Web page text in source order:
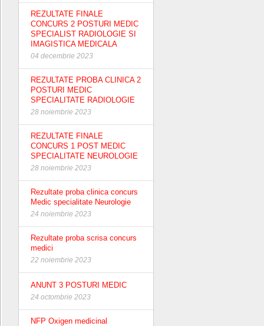
REZULTATE FINALE
CONCURS 2 POSTURI MEDIC
SPECIALIST RADIOLOGIE SI
IMAGISTICA MEDICALA
04 decembrie 2023
REZULTATE PROBA CLINICA 2
POSTURI MEDIC
SPECIALITATE RADIOLOGIE
28 noiembrie 2023
REZULTATE FINALE
CONCURS 1 POST MEDIC
SPECIALITATE NEUROLOGIE
28 noiembrie 2023
Rezultate proba clinica concurs
Medic specialitate Neurologie
24 noiembrie 2023
Rezultate proba scrisa concurs
medici
22 noiembrie 2023
ANUNT 3 POSTURI MEDIC
24 octombrie 2023
NFP Oxigen medicinal